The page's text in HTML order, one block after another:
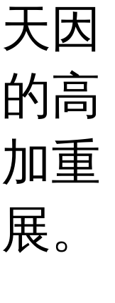
因
高
重
。